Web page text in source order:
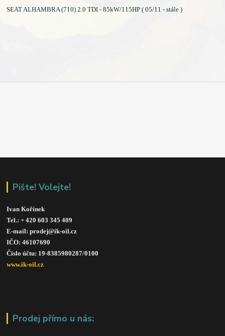
SEAT ALHAMBRA (710) 2.0 TDI - 85kW/115HP ( 05/11 - stále )
Pište! Volejte!
Ivan Kořínek
Tel.: + 420 603 345 409
E-mail: prodej@ik-oil.cz
IČO: 46107690
Číslo účtu: 19-8385980287/0100
www.ik-oil.cz
Prodej přímo u nás: